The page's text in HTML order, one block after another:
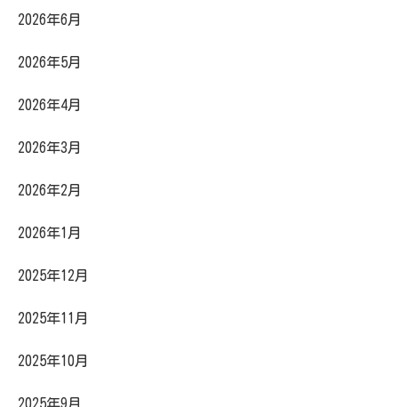
2026年6月
2026年5月
2026年4月
2026年3月
2026年2月
2026年1月
2025年12月
2025年11月
2025年10月
2025年9月